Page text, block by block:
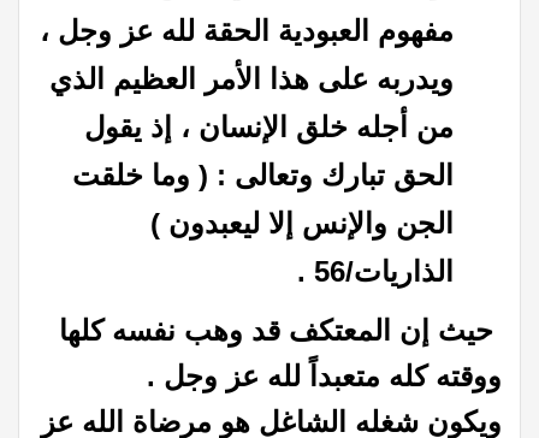
مفهوم العبودية الحقة لله عز وجل ،
ويدربه على هذا الأمر العظيم الذي
من أجله خلق الإنسان ، إذ يقول
الحق تبارك وتعالى : ( وما خلقت
الجن والإنس إلا ليعبدون )
الذاريات/56 .
حيث إن المعتكف قد وهب نفسه كلها
ووقته كله متعبداً لله عز وجل .
ويكون شغله الشاغل هو مرضاة الله عز